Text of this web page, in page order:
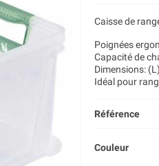
Caisse de
Poignées
Capacité de
Dimensions:
Idéal pour
Référence
Couleur